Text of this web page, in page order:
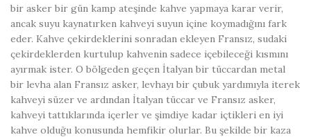
bir asker bir gün kamp ateşinde kahve yapmaya karar verir,
ancak suyu kaynatırken kahveyi suyun içine koymadığını fark
eder. Kahve çekirdeklerini sonradan ekleyen Fransız, sudaki
çekirdeklerden kurtulup kahvenin sadece içebileceği kısmını
ayırmak ister. O bölgeden geçen İtalyan bir tüccardan metal
bir levha alan Fransız asker, levhayı bir çubuk yardımıyla iterek
kahveyi süzer ve ardından İtalyan tüccar ve Fransız asker,
kahveyi tattıklarında içerler ve şimdiye kadar içtikleri en iyi
kahve olduğu konusunda hemfikir olurlar. Bu şekilde bir kaza